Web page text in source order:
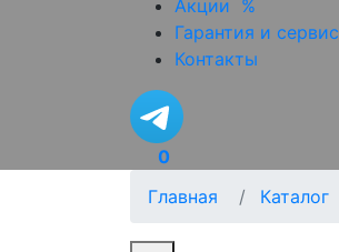
Акции %
Гарантия и сервис
Контакты
0
Главная
Каталог